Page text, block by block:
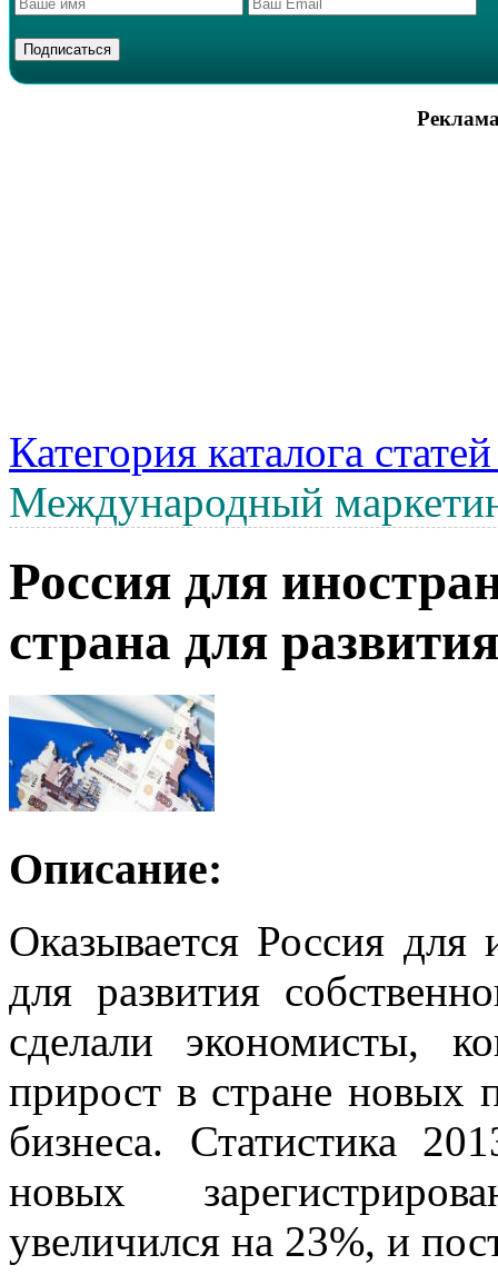
Категория каталога
Международный
Россия для
страна для
Описание:
Оказывается Россия для
для развития
сделали экономисты,
прирост в стране новых
бизнеса. Статистика
новых
увеличился на 23%, и